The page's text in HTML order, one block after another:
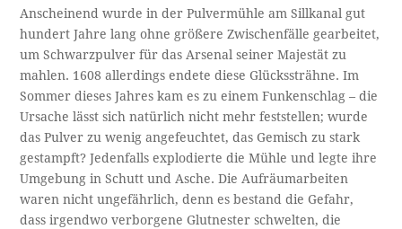
Anscheinend wurde in der Pulvermühle am Sillkanal gut
hundert Jahre lang ohne größere Zwischenfälle gearbeitet,
um Schwarzpulver für das Arsenal seiner Majestät zu
mahlen. 1608 allerdings endete diese Glückssträhne. Im
Sommer dieses Jahres kam es zu einem Funkenschlag – die
Ursache lässt sich natürlich nicht mehr feststellen; wurde
das Pulver zu wenig angefeuchtet, das Gemisch zu stark
gestampft? Jedenfalls explodierte die Mühle und legte ihre
Umgebung in Schutt und Asche. Die Aufräumarbeiten
waren nicht ungefährlich, denn es bestand die Gefahr,
dass irgendwo verborgene Glutnester schwelten, die